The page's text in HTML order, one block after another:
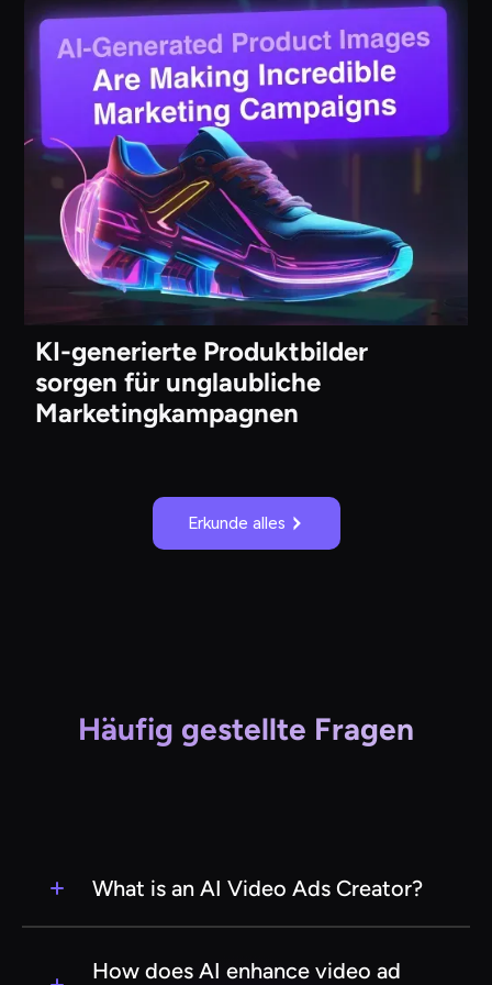
KI-generierte Produktbilder
sorgen für unglaubliche
Marketingkampagnen
Erkunde alles
Häufig gestellte Fragen
What is an AI Video Ads Creator?
uses artificial intelligence to help businesses
How does AI enhance video ad